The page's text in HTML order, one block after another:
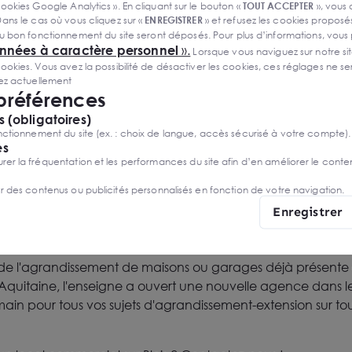
https://www.cybel-extension.com/
a accompagné Cybel Extension pour leur implantation
de 9 ml au 12 Place Jean Jaurès à Blois.
l'agrandissement de maisons ou garages déjà
l'enseigne a ouvert une nouvelle agence dans
pour tous vos sujets d'agrandissement-extension sur
Google Analytics ». En cliquant sur le bouton «TOUT ACCEPTER »,
le cas où vous cliquez sur « ENREGISTRER» et refusez les cookies
bon fonctionnement du site seront déposés. Pour plus d’informations,
à caractère personnel ». Lorsque vous naviguez sur notre
Vous avez la possibilité de désactiver les cookies, ces réglages ne
actuellement
(obligatoires)
du site (ex. : choix de langue, accès sécurisé à votre compte).
la fréquentation et les performances du site afin d’en améliorer le
des contenus ou publicités personnalisés en fonction de votre navigation.
Enregistrer